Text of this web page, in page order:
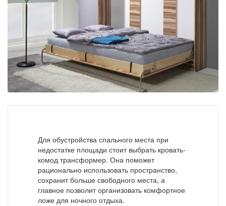
Для обустройства спального места при
недостатке площади стоит выбрать кровать-
комод трансформер. Она поможет
рационально использовать пространство,
сохранит больше свободного места, а
главное позволит организовать комфортное
ложе для ночного отдыха.